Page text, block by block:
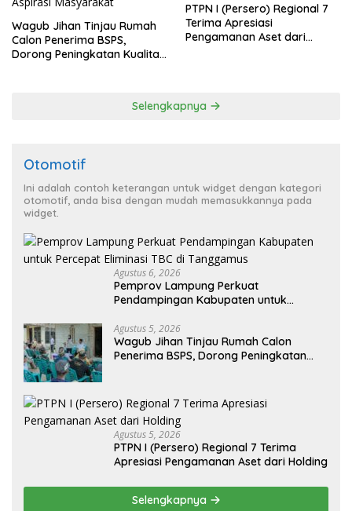
Wagub Jihan Tinjau Rumah
Calon Penerima BSPS,
Dorong Peningkatan Kualitas
PTPN I (Persero) Regional 7
Terima Apresiasi
Pengamanan Aset dari
Selengkapnya
Otomotif
Ini adalah contoh keterangan untuk widget dengan kategori
otomotif, anda bisa dengan mudah memasukkannya pada
widget.
Agustus 6, 2026
Pemprov Lampung Perkuat
Pendampingan Kabupaten untuk
Agustus 5, 2026
Wagub Jihan Tinjau Rumah Calon
Penerima BSPS, Dorong Peningkatan
Agustus 5, 2026
PTPN I (Persero) Regional 7 Terima
Apresiasi Pengamanan Aset dari Holding
Selengkapnya